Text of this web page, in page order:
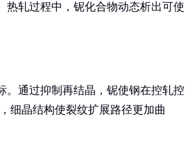
热轧过程中，铌化合物动态析出可使
通过抑制再结晶，铌使钢在控轧控
细晶结构使裂纹扩展路径更加曲